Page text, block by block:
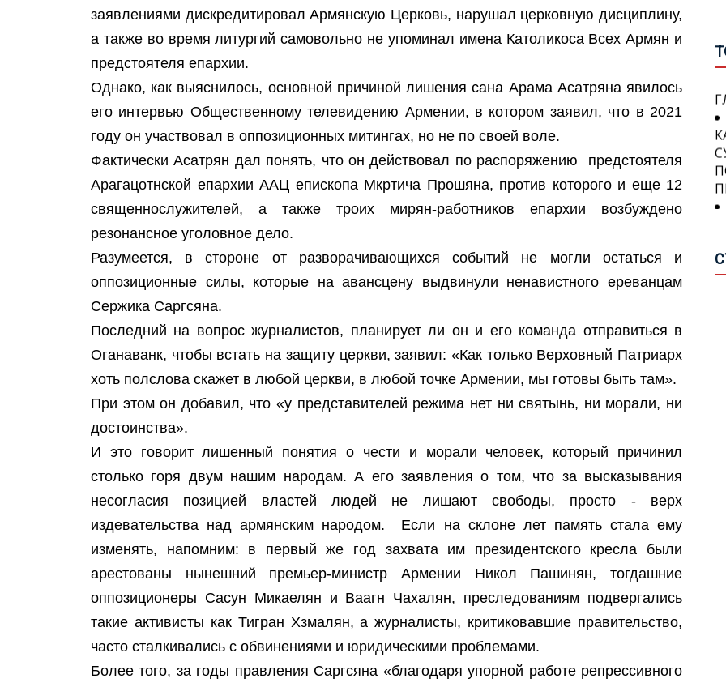
заявлениями дискредитировал Армянскую Церковь, нарушал церковную дисциплину,
а также во время литургий самовольно не упоминал имена Католикоса Всех Армян и
предстоятеля епархии.
Однако, как выяснилось, основной причиной лишения сана Арама Асатряна явилось
его интервью Общественному телевидению Армении, в котором заявил, что в 2021
году он участвовал в оппозиционных митингах, но не по своей воле.
Фактически Асатрян дал понять, что он действовал по распоряжению предстоятеля
Арагацотнской епархии ААЦ епископа Мкртича Прошяна, против которого и еще 12
священнослужителей, а также троих мирян-работников епархии возбуждено
резонансное уголовное дело.
Разумеется, в стороне от разворачивающихся событий не могли остаться и
оппозиционные силы, которые на авансцену выдвинули ненавистного ереванцам
Сержика Саргсяна.
Последний на вопрос журналистов, планирует ли он и его команда отправиться в
Оганаванк, чтобы встать на защиту церкви, заявил: «Как только Верховный Патриарх
хоть полслова скажет в любой церкви, в любой точке Армении, мы готовы быть там».
При этом он добавил, что «у представителей режима нет ни святынь, ни морали, ни
достоинства».
И это говорит лишенный понятия о чести и морали человек, который причинил
столько горя двум нашим народам. А его заявления о том, что за высказывания
несогласия позицией властей людей не лишают свободы, просто - верх
издевательства над армянским народом. Если на склоне лет память стала ему
изменять, напомним: в первый же год захвата им президентского кресла были
арестованы нынешний премьер-министр Армении Никол Пашинян, тогдашние
оппозиционеры Сасун Микаелян и Ваагн Чахалян, преследованиям подвергались
такие активисты как Тигран Хзмалян, а журналисты, критиковавшие правительство,
часто сталкивались с обвинениями и юридическими проблемами.
Более того, за годы правления Саргсяна «благодаря упорной работе репрессивного